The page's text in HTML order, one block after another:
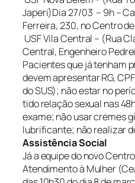
Japeri)Dia 27/03 – 9h –
Ferreira, 230, no Centro
USF Vila Central – (Rua
Central, Engenheiro
Pacientes que já tenham
devem apresentar RG,
do SUS); não estar no
tido relação sexual nas
exame; não usar cremes
lubrificante; não realizar
Assistência Social
Já a equipe do novo
Atendimento à Mulher